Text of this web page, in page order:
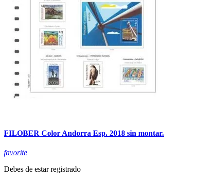
FILOBER Color Andorra Esp. 2018 sin montar.
favorite
Debes de estar registrado